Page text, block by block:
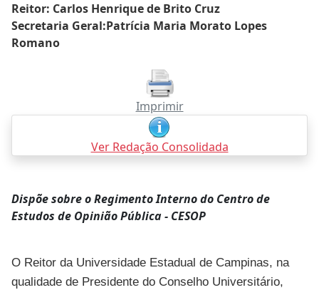
Reitor: Carlos Henrique de Brito Cruz
Secretaria Geral:Patrícia Maria Morato Lopes
Romano
Imprimir
Ver Redação Consolidada
Dispõe sobre o Regimento Interno do Centro de
Estudos de Opinião Pública - CESOP
O Reitor da Universidade Estadual de Campinas, na
qualidade de Presidente do Conselho Universitário,